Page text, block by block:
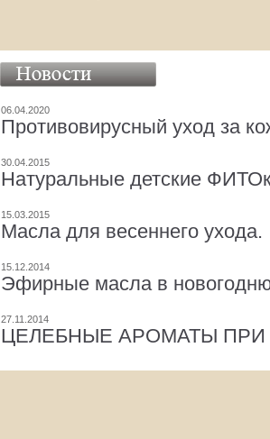
06.04.2020
Противовирусный уход за
30.04.2015
Натуральные детские
15.03.2015
Масла для весеннего ухода.
15.12.2014
Эфирные масла в
27.11.2014
ЦЕЛЕБНЫЕ АРОМАТЫ ПРИ